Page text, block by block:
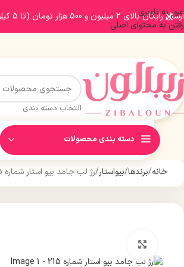
عبور به ناوبری
رفتن به محتوای اصلی
انتخاب دسته بندی
دسته بندی محصولات
خانه برندها بیواستار رژ لب جامد بیو استار شماره 215
ارسال رایگان بالای 2 میلیون و 500 هزار تومان (تا 5 کیلوگرم)